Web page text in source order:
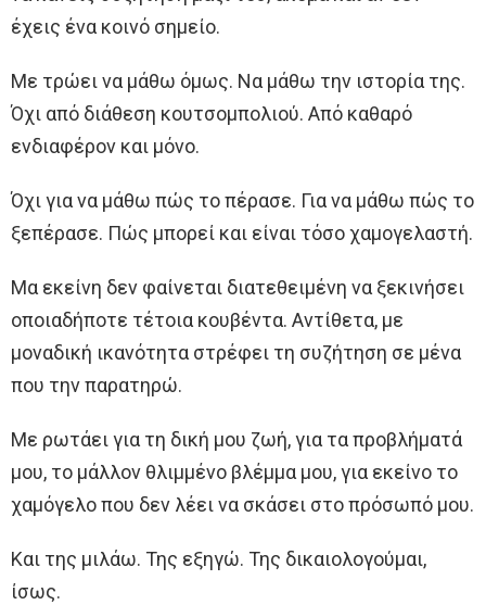
έχεις ένα κοινό σημείο.
Με τρώει να μάθω όμως. Να μάθω την ιστορία της.
Όχι από διάθεση κουτσομπολιού. Από καθαρό
ενδιαφέρον και μόνο.
Όχι για να μάθω πώς το πέρασε. Για να μάθω πώς το
ξεπέρασε. Πώς μπορεί και είναι τόσο χαμογελαστή.
Μα εκείνη δεν φαίνεται διατεθειμένη να ξεκινήσει
οποιαδήποτε τέτοια κουβέντα. Αντίθετα, με
μοναδική ικανότητα στρέφει τη συζήτηση σε μένα
που την παρατηρώ.
Με ρωτάει για τη δική μου ζωή, για τα προβλήματά
μου, το μάλλον θλιμμένο βλέμμα μου, για εκείνο το
χαμόγελο που δεν λέει να σκάσει στο πρόσωπό μου.
Και της μιλάω. Της εξηγώ. Της δικαιολογούμαι,
ίσως.